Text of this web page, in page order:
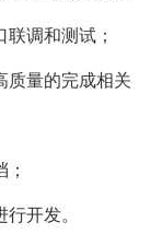
调和测试；
质量的完成相关
开发。